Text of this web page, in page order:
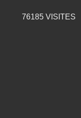
76185VISITES